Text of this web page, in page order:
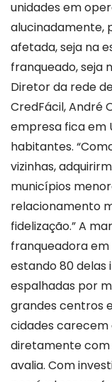
unidades em
alucinadamente,
afetada, seja na
franqueado, seja
Diretor da rede
CredFácil, André
empresa fica em
habitantes.
vizinhas,
municípios
relacionamento
fidelização.” A
franqueadora em
estando 80 delas
espalhadas por
grandes centros
cidades carecem
diretamente com
avalia. Com